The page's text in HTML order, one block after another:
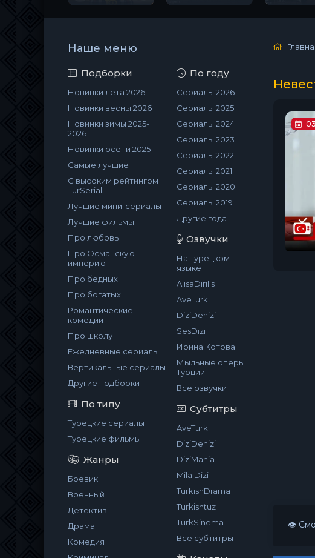
Наше меню
Подборки
Новинки лета 2026
Новинки весны 2026
Новинки зимы 2025-
2026
Новинки осени 2025
Самые лучшие
С высоким рейтингом
TurSerial
Лучшие мини-сериалы
Лучшие фильмы
Про любовь
Про Османскую
империю
Про бедных
Про богатых
Романтические
комедии
Про школу
Ежедневные сериалы
Вертикальные сериалы
Другие подборки
По типу
Турецкие сериалы
Турецкие фильмы
Жанры
Боевик
Военный
Детектив
Драма
Комедия
По году
Сериалы 2026
Сериалы 2025
Сериалы 2024
Сериалы 2023
Сериалы 2022
Сериалы 2021
Сериалы 2020
Сериалы 2019
Другие года
Озвучки
На турецком
языке
AlisaDirilis
AveTurk
DiziDenizi
SesDizi
Ирина Котова
Мыльные оперы
Турции
Все озвучки
Субтитры
AveTurk
DiziDenizi
DiziMania
Mila Dizi
TurkishDrama
Turkishtuz
TurkSinema
Все субтитры
👁